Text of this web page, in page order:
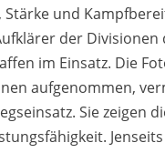
und
der Divisionen
im Einsatz. Die
aufgenommen,
Sie zeigen